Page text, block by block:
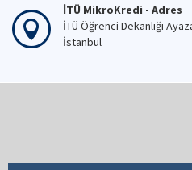
İTÜ MikroKredi - Adres
İTÜ Öğrenci Dekanlığı
İstanbul